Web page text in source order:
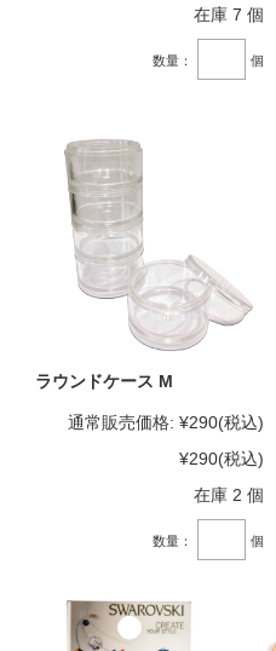
在庫 7 個
数量： 個
ラウンドケース M
通常販売価格: ¥290(税込)
¥290(税込)
在庫 2 個
数量： 個